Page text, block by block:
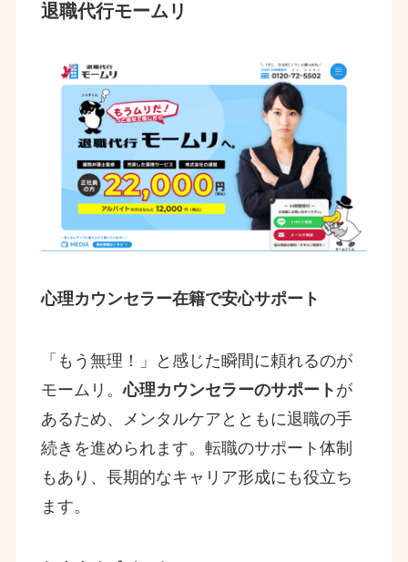
退職代行モームリ
心理カウンセラー在籍で安心サポート
「もう無理！」と感じた瞬間に頼れるのが
モームリ。心理カウンセラーのサポート が
あるため、メンタルケアとともに退職の手
続きを進められます。転職のサポート体制
もあり、長期的なキャリア形成にも役立ち
ます。